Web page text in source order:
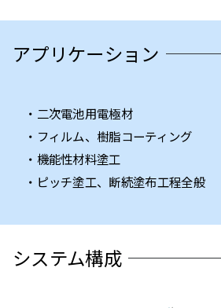
アプリケーション
二次電池用電極材
フィルム、樹脂コーティング
機能性材料塗工
ピッチ塗工、断続塗布工程全般
システム構成